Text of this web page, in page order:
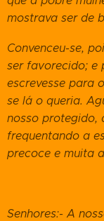
mostrava ser de
Convenceu-se,
ser favorecido; e
escrevesse para
se lá o queria.
nosso protegido,
frequentando a
precoce e muita
Senhores:- A